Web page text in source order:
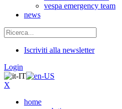
vespa emergency team
news
Iscriviti alla newsletter
Login
X
home